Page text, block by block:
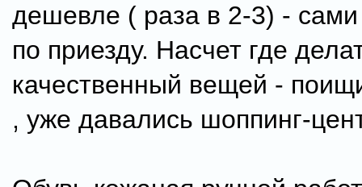
дешевле ( раза в 2-3) - сами
по приезду. Насчет где
качественный вещей -
, уже давались шоппинг-